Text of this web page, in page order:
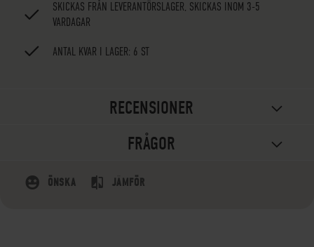
SKICKAS FRÅN LEVERANTÖRSLAGER, SKICKAS INOM 3-5
VARDAGAR
ANTAL KVAR I LAGER: 6 ST
RECENSIONER
FRÅGOR
ÖNSKA JÄMFÖR